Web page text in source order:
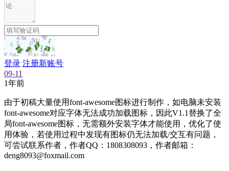
登录 注册新账号
09-11
1年前
由于初稿大量使用font-awesome图标进行制作，如电脑未安装
font-awesome对应字体无法成功加载图标，因此V1.1替换了全
局font-awesome图标，无需额外安装字体才能使用，优化了使
用体验，若使用过程中发现有图标仍无法加载/交互有问题，
可尝试联系作者，作者QQ：1808308093，作者邮箱：
deng8093@foxmail.com